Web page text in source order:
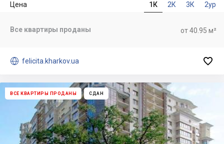
1К 2К 3К 2ур
Цена
от 40.95 м²
Все квартиры проданы
 felicita.kharkov.ua 
ВСЕ КВАРТИРЫ ПРОДАНЫ СДАН